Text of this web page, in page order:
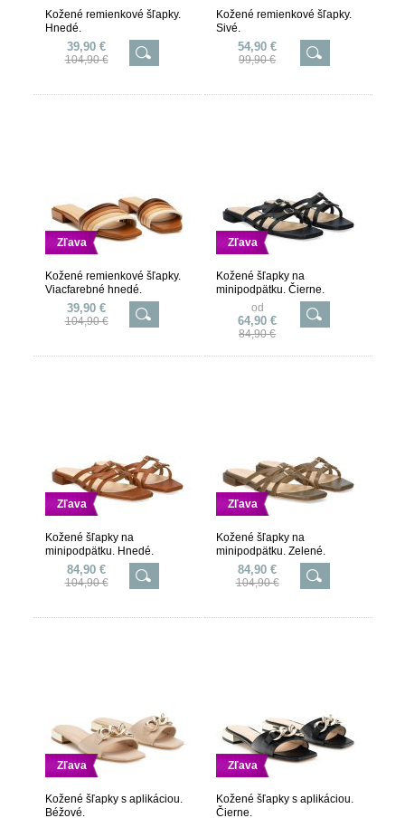
Kožené remienkové šľapky.
Hnedé.
39,90 €
104,90 €
Kožené remienkové šľapky.
Sivé.
54,90 €
99,90 €
Zľava
Kožené remienkové šľapky.
Viacfarebné hnedé.
39,90 €
104,90 €
Zľava
Kožené šľapky na
minipodpätku. Čierne.
od
64,90 €
84,90 €
Zľava
Kožené šľapky na
minipodpätku. Hnedé.
84,90 €
104,90 €
Zľava
Kožené šľapky na
minipodpätku. Zelené.
84,90 €
104,90 €
Zľava
Kožené šľapky s aplikáciou.
Béžové.
Zľava
Kožené šľapky s aplikáciou.
Čierne.